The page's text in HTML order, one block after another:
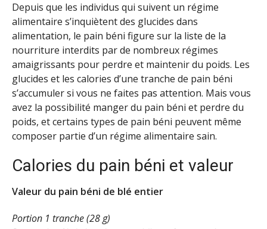
Depuis que les individus qui suivent un régime
alimentaire s’inquiètent des glucides dans
alimentation, le pain béni figure sur la liste de la
nourriture interdits par de nombreux régimes
amaigrissants pour perdre et maintenir du poids. Les
glucides et les calories d’une tranche de pain béni
s’accumuler si vous ne faites pas attention. Mais vous
avez la possibilité manger du pain béni et perdre du
poids, et certains types de pain béni peuvent même
composer partie d’un régime alimentaire sain.
Calories du pain béni et valeur
Valeur du pain béni de blé entier
Portion 1 tranche (28 g)